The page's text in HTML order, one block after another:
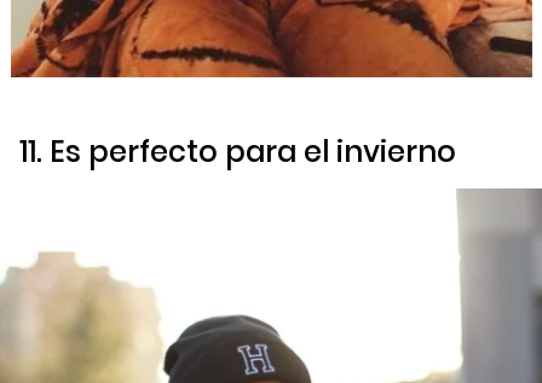
11. Es perfecto para el invierno